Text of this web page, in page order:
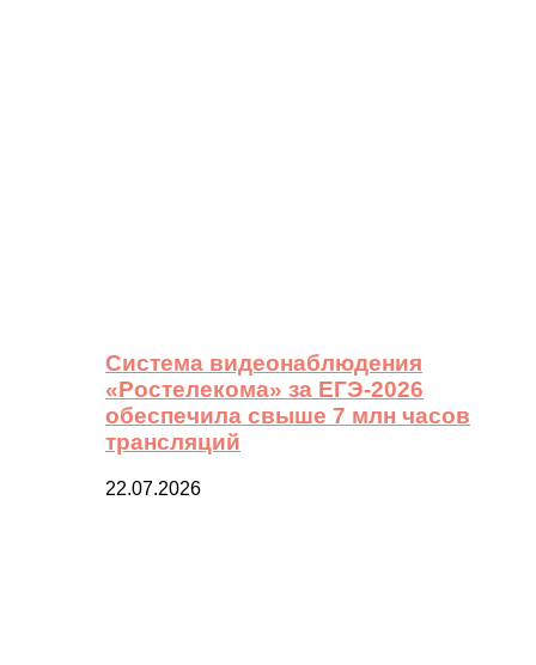
Система видеонаблюдения
«Ростелекома» за ЕГЭ-2026
обеспечила свыше 7 млн часов
трансляций
22.07.2026